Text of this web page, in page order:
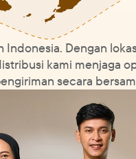
Dengan
kami menjaga
secara